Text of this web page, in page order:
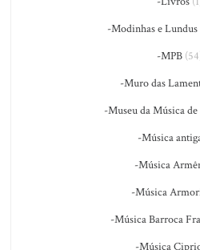
-Modinhas e
-MPB
-Muro das
-Museu da Música
-Música
-Música
-Música
-Música Barroca
-Música